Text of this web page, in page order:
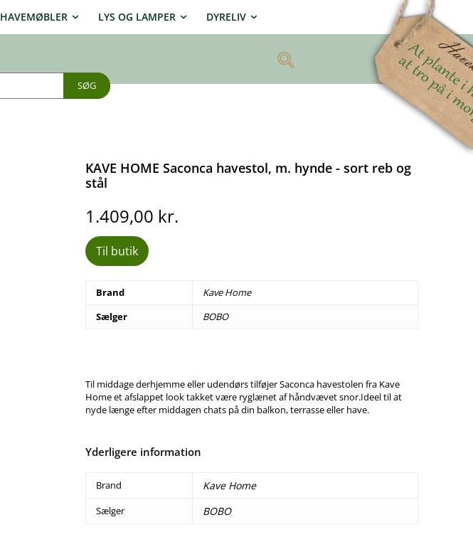
HAVEMØBLER LYS OG LAMPER DYRELIV
SØG
KAVE HOME Saconca havestol, m. hynde - sort reb og
stål
1.409,00 kr.
Til butik
Brand
Kave Home
Sælger
BOBO
Til middage derhjemme eller udendørs tilføjer Saconca havestolen fra Kave
Home et afslappet look takket være ryglænet af håndvævet snor.Ideel til at
nyde længe efter middagen chats på din balkon, terrasse eller have.
Yderligere information
Brand Kave Home
Sælger BOBO